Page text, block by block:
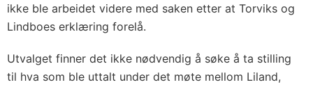
ikke ble arbeidet videre med saken etter at Torviks og
Lindboes erklæring forelå.
Utvalget finner det ikke nødvendig å søke å ta stilling
til hva som ble uttalt under det møte mellom Liland,